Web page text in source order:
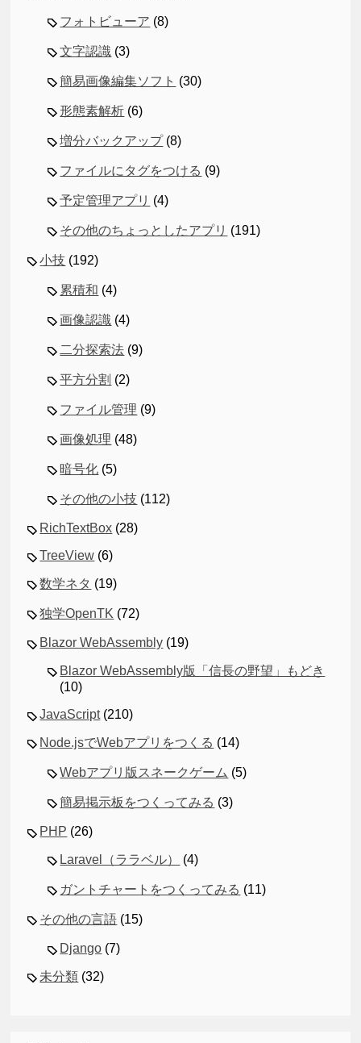
フォトビューア (8)
文字認識 (3)
簡易画像編集ソフト (30)
形態素解析 (6)
増分バックアップ(8)
ファイルにタグをつける (9)
予定管理アプリ (4)
その他のちょっとしたアプリ (191)
小技 (192)
累積和 (4)
画像認識 (4)
二分探索法 (9)
平方分割 (2)
ファイル管理 (9)
画像処理 (48)
暗号化 (5)
その他の小技 (112)
RichTextBox (28)
TreeView (6)
数学ネタ (19)
独学OpenTK (72)
Blazor WebAssembly (19)
Blazor WebAssembly版「信長の野望」もどき
(10)
JavaScript(210)
Node.jsでWebアプリをつくる (14)
Webアプリ版スネークゲーム (5)
簡易掲示板をつくってみる (3)
PHP (26)
Laravel（ララベル） (4)
ガントチャートをつくってみる (11)
その他の言語 (15)
Django (7)
未分類 (32)